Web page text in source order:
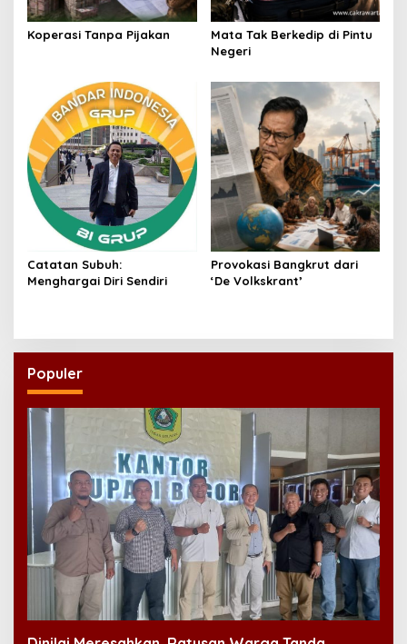
Koperasi Tanpa Pijakan
Mata Tak Berkedip di Pintu
Negeri
Catatan Subuh:
Menghargai Diri Sendiri
Provokasi Bangkrut dari
‘De Volkskrant’
Populer